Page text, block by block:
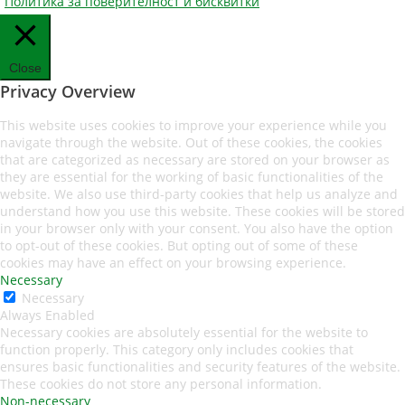
Close
Privacy Overview
This website uses cookies to improve your experience while you
navigate through the website. Out of these cookies, the cookies
that are categorized as necessary are stored on your browser as
they are essential for the working of basic functionalities of the
website. We also use third-party cookies that help us analyze and
understand how you use this website. These cookies will be stored
in your browser only with your consent. You also have the option
to opt-out of these cookies. But opting out of some of these
cookies may have an effect on your browsing experience.
Necessary
Necessary
Always Enabled
Necessary cookies are absolutely essential for the website to
function properly. This category only includes cookies that
ensures basic functionalities and security features of the website.
These cookies do not store any personal information.
Non-necessary